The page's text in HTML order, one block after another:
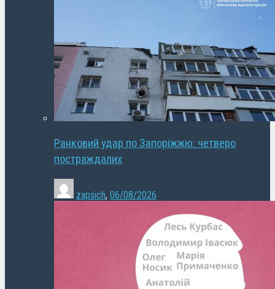
Ранковий удар по Запоріжжю: четверо
постраждалих
zapsich, 06/08/2026